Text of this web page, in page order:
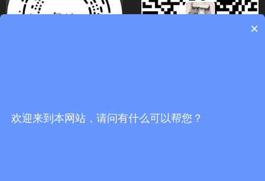
×
欢迎来到本网站，请问有什么可以帮您？